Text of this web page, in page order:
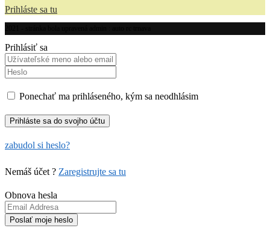
Prihláste sa tu
Prihlásiť sa
Ponechať ma prihláseného, kým sa neodhlásim
zabudol si heslo?
Nemáš účet ? Zaregistrujte sa tu
Obnova hesla